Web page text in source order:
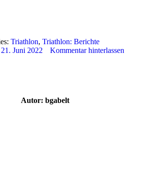
Triathlon, Triathlon: Berichte
21. Juni 2022 Kommentar hinterlassen
Autor: bgabelt